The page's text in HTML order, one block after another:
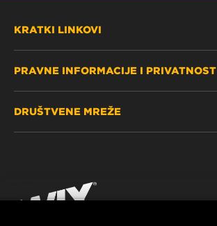
KRATKI LINKOVI
GDJE KUPITI
KONTAKTIRAJTE NAS
PRAVNE INFORMACIJE I PRIVATNOST
IMPRESSUM
DRUŠTVENE MREŽE
YouTube